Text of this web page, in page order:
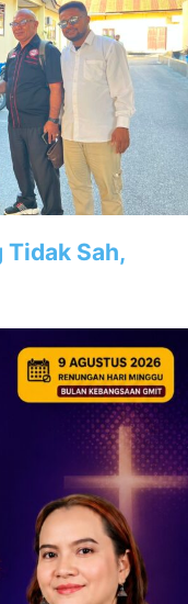
Tidak Sah,